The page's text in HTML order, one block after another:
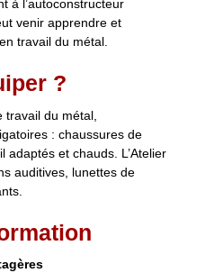
à l’autoconstructeur
venir apprendre et
travail du métal.
?
du métal,
: chaussures de
adaptés et chauds. L’Atelier
auditives, lunettes de